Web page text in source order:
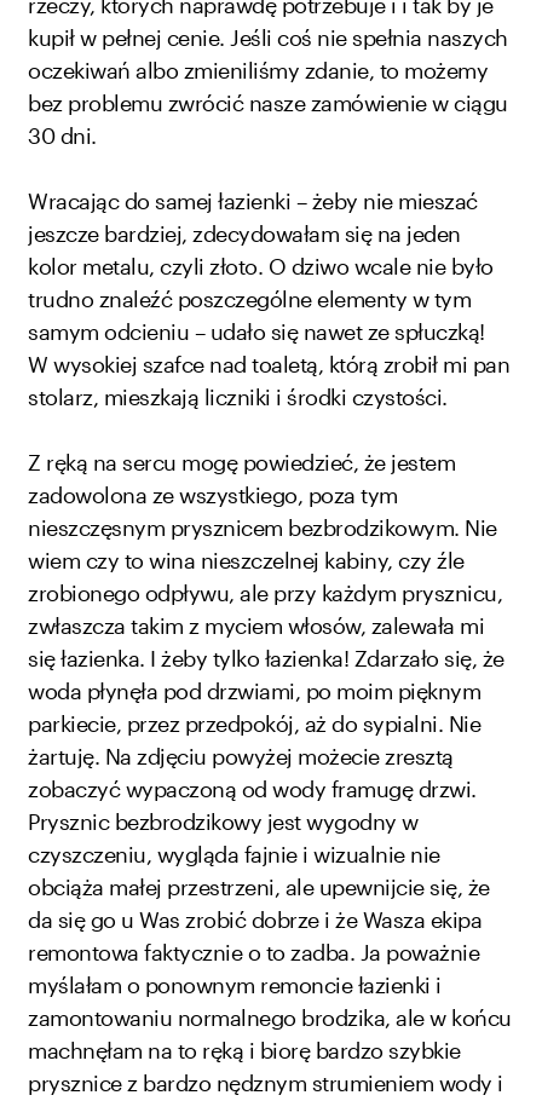
kupił w pełnej cenie. Jeśli coś nie spełnia naszych
oczekiwań albo zmieniliśmy zdanie, to możemy
bez problemu zwrócić nasze zamówienie w ciągu
30 dni.
Wracając do samej łazienki – żeby nie mieszać
jeszcze bardziej, zdecydowałam się na jeden
kolor metalu, czyli złoto. O dziwo wcale nie było
trudno znaleźć poszczególne elementy w tym
samym odcieniu – udało się nawet ze spłuczką!
W wysokiej szafce nad toaletą, którą zrobił mi pan
stolarz, mieszkają liczniki i środki czystości.
Z ręką na sercu mogę powiedzieć, że jestem
zadowolona ze wszystkiego, poza tym
nieszczęsnym prysznicem bezbrodzikowym. Nie
wiem czy to wina nieszczelnej kabiny, czy źle
zrobionego odpływu, ale przy każdym prysznicu,
zwłaszcza takim z myciem włosów, zalewała mi
się łazienka. I żeby tylko łazienka! Zdarzało się, że
woda płynęła pod drzwiami, po moim pięknym
parkiecie, przez przedpokój, aż do sypialni. Nie
żartuję. Na zdjęciu powyżej możecie zresztą
zobaczyć wypaczoną od wody framugę drzwi.
Prysznic bezbrodzikowy jest wygodny w
czyszczeniu, wygląda fajnie i wizualnie nie
obciąża małej przestrzeni, ale upewnijcie się, że
da się go u Was zrobić dobrze i że Wasza ekipa
remontowa faktycznie o to zadba. Ja poważnie
myślałam o ponownym remoncie łazienki i
zamontowaniu normalnego brodzika, ale w końcu
machnęłam na to ręką i biorę bardzo szybkie
prysznice z bardzo nędznym strumieniem wody i